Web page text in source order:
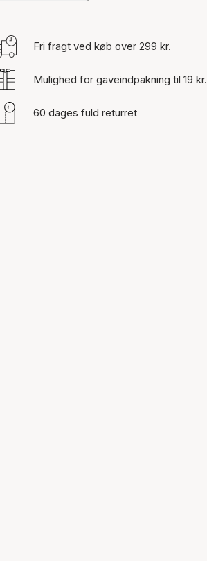
Fri fragt ved køb over 299 kr.
Mulighed for gaveindpakning til 19 kr.
60 dages fuld returret